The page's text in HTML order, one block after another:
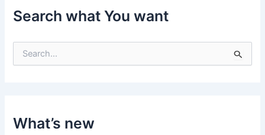
Search what You want
f
o
What’s new